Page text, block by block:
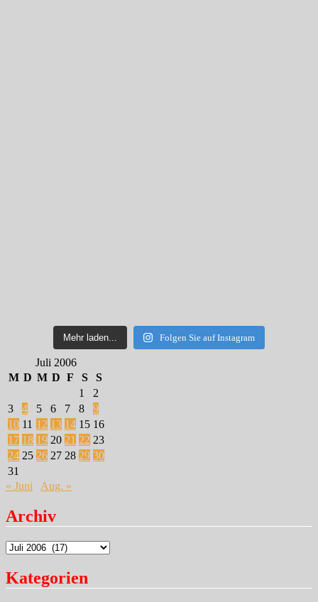
Mehr laden... Folgen Sie auf Instagram
Juli 2006
M D M D F S
S
1
2
3
4 5 6 7 8
9
10 11 12 13 14 15 16
17 18 19 20 21 22 23
24 25 26 27 28 29 30
31
« Juni
Aug. »
Archiv
Archiv
Kategorien